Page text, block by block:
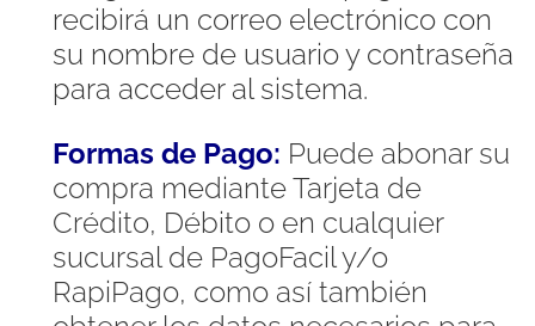
recibirá un correo electrónico con
su nombre de usuario y contraseña
para acceder al sistema.
Formas de Pago: Puede abonar su
compra mediante Tarjeta de
Crédito, Débito o en cualquier
sucursal de PagoFacil y/o
RapiPago, como así también